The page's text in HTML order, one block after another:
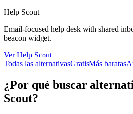
Help Scout
Email-focused help desk with shared
beacon widget.
Ver Help Scout
Todas las alternativasGratisMás baratas
¿Por qué buscar
Scout?